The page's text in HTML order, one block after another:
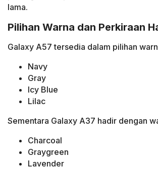
lama.
Pilihan Warna dan Perkiraan
Galaxy A57 tersedia dalam pilihan
Navy
Gray
Icy Blue
Lilac
Sementara Galaxy A37 hadir dengan
Charcoal
Graygreen
Lavender